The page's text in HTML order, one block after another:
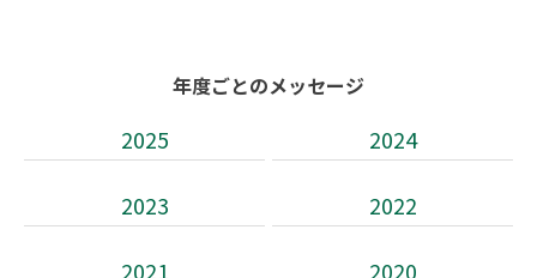
年度ごとのメッセージ
2025 2024
2023 2022
2021 2020